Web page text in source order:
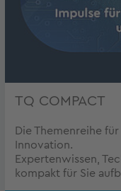
TQ COMPACT
Die Themenreihe
Innovation.
Expertenwissen,
kompakt für Sie